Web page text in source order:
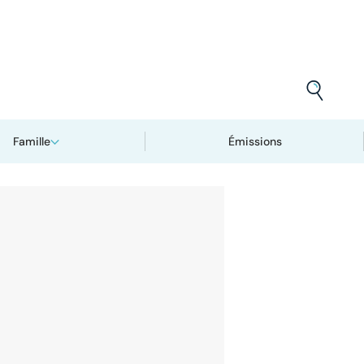
Famille Émissions